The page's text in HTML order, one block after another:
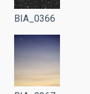
BIA_0366